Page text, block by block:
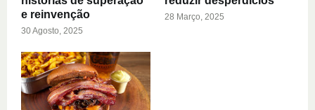
e reinvenção
30 Agosto, 2025
28 Março, 2025